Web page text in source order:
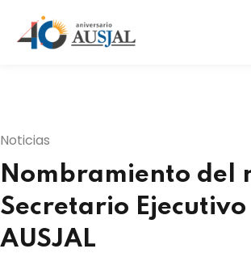
Noticias
Nombramiento del
Secretario Ejecutivo
AUSJAL